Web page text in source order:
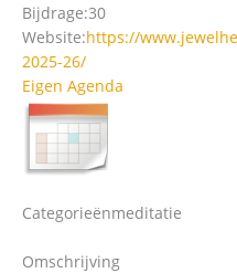
Bijdrage:30
Website:https://
2025-26/
Eigen Agenda
Categorieënmeditatie
Omschrijving